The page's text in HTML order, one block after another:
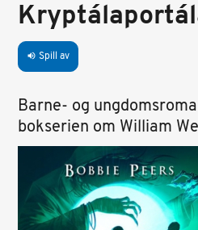
volume_up Spill av
Barne- og
bokserien om William